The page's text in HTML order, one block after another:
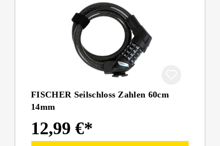
FISCHER Seilschloss Zahlen 60cm
14mm
12,99 €*